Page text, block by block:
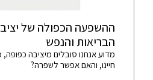
ההשפעה הכפולה של
הבריאות והנפש
מדוע אנחנו סובלים מיציבה
חיינו, והאם אפשר לשפרה?